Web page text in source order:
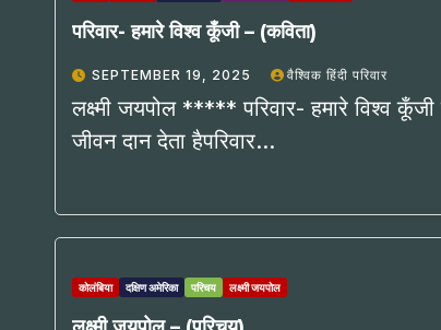
परिवार- हमारे विश्व कूँजी – (कविता)
SEPTEMBER 19, 2025 वैश्विक हिंदी परिवार
लक्ष्मी जयपोल ***** परिवार- हमारे विश्व कूँजी
जीवन दान देता हैपरिवार…
कोलंबिया दक्षिण अमेरिका परिचय लक्ष्मी जयपोल